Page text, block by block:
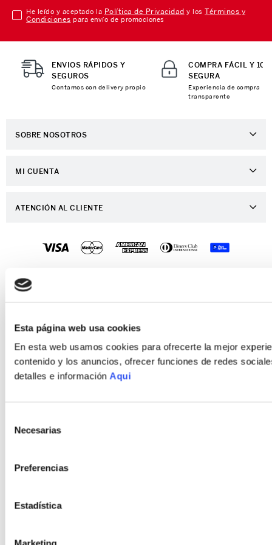
Esta página web usa cookies
En esta web usamos cookies para ofrecerte la mejor
contenido y los anuncios, ofrecer funciones de redes
detalles e informaciónAqui
Necesarias
Preferencias
Estadística
He leído y aceptado la Política de Privacidad y losTérminos y
Condiciones para envío de promociones
ENVIOS RÁPIDOS Y
SEGUROS
Contamos con delivery propio
COMPRA FÁCIL Y
SEGURA
Experiencia de compra
transparente
SOBRE NOSOTROS
Distribuidor Porta
Contáctanos
MI CUENTA
Mis Direcciones
Recuperar tu Contraseña
ATENCIÓN AL CLIENTE
Preguntas - Retiro en Tienda
Políticas de Despacho
Políticas de Devoluciones
Política de Privacidad
Política de Cookies